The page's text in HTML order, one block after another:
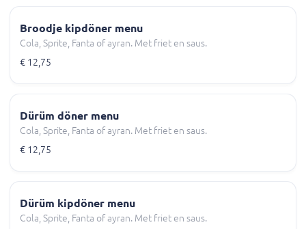
Broodje kipdöner menu
Cola, Sprite, Fanta of ayran. Met friet en saus.
€ 12,75
Dürüm döner menu
Cola, Sprite, Fanta of ayran. Met friet en saus.
€ 12,75
Dürüm kipdöner menu
Cola, Sprite, Fanta of ayran. Met friet en saus.